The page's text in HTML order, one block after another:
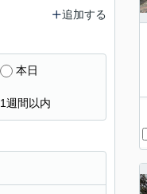
追加する
本日
1週間以内